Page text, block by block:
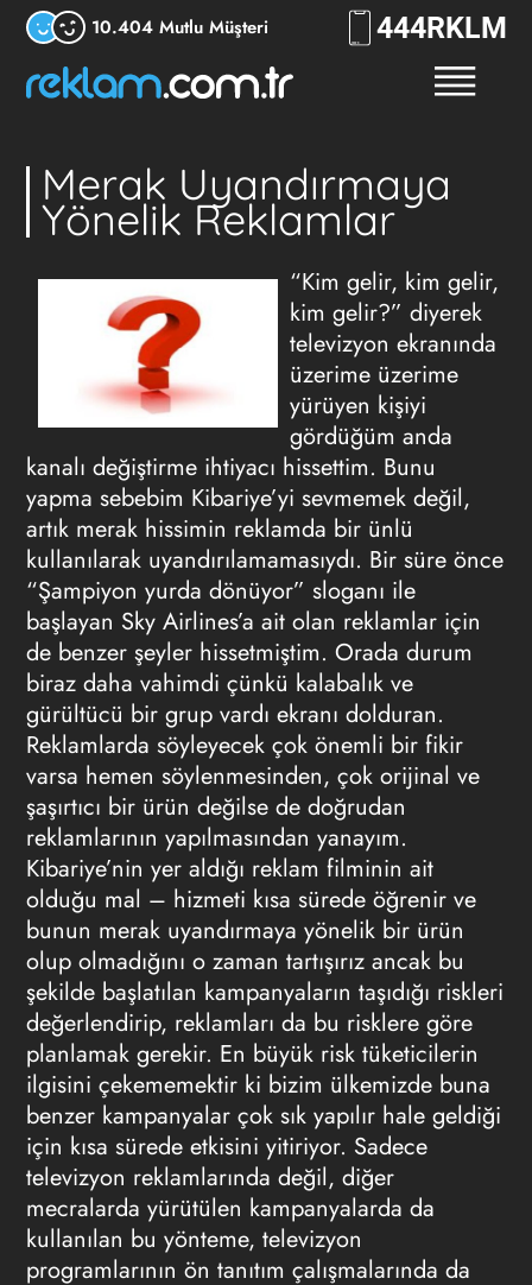
10.404 Mutlu Müşteri 444RKLM
Merak Uyandırmaya
Yönelik Reklamlar
“Kim gelir, kim gelir,
kim gelir?” diyerek
televizyon ekranında
üzerime üzerime
yürüyen kişiyi
gördüğüm anda
kanalı değiştirme ihtiyacı hissettim. Bunu
yapma sebebim Kibariye’yi sevmemek değil,
artık merak hissimin reklamda bir ünlü
kullanılarak uyandırılamamasıydı. Bir süre önce
“Şampiyon yurda dönüyor” sloganı ile
başlayan Sky Airlines’a ait olan reklamlar için
de benzer şeyler hissetmiştim. Orada durum
biraz daha vahimdi çünkü kalabalık ve
gürültücü bir grup vardı ekranı dolduran.
Reklamlarda söyleyecek çok önemli bir fikir
varsa hemen söylenmesinden, çok orijinal ve
şaşırtıcı bir ürün değilse de doğrudan
reklamlarının yapılmasından yanayım.
Kibariye’nin yer aldığı reklam filminin ait
olduğu mal – hizmeti kısa sürede öğrenir ve
bunun merak uyandırmaya yönelik bir ürün
olup olmadığını o zaman tartışırız ancak bu
şekilde başlatılan kampanyaların taşıdığı riskleri
değerlendirip, reklamları da bu risklere göre
planlamak gerekir. En büyük risk tüketicilerin
ilgisini çekememektir ki bizim ülkemizde buna
benzer kampanyalar çok sık yapılır hale geldiği
için kısa sürede etkisini yitiriyor. Sadece
televizyon reklamlarında değil, diğer
mecralarda yürütülen kampanyalarda da
kullanılan bu yönteme, televizyon
programlarının ön tanıtım çalışmalarında da